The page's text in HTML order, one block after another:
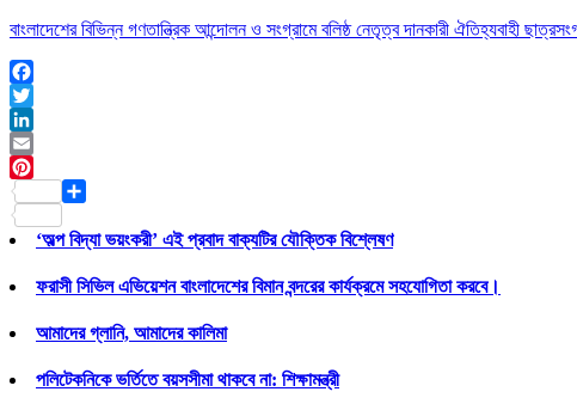
বাংলাদেশের বিভিন্ন গণতান্ত্রিক আন্দোলন ও সংগ্রামে বলিষ্ঠ নেতৃত্ব দানকারী ঐতিহ্যবাহী
Facebook
Twitter
LinkedIn
Email
Pinterest
‘অল্প বিদ্যা ভয়ংকরী’ এই প্রবাদ বাক্যটির যৌক্তিক বিশ্লেষণ
ফরাসী সিভিল এভিয়েশন বাংলাদেশের বিমান বন্দরের কার্যক্রমে সহযোগিতা করবে।
আমাদের গ্লানি, আমাদের কালিমা
পলিটেকনিকে ভর্তিতে বয়সসীমা থাকবে না: শিক্ষামন্ত্রী